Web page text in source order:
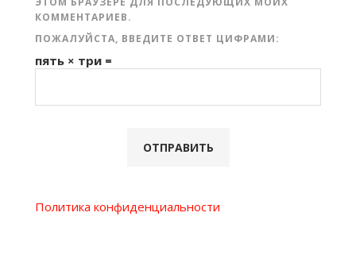
КОММЕНТАРИЕВ.
ПОЖАЛУЙСТА, ВВЕДИТЕ ОТВЕТ ЦИФРАМИ:
пять × три =
Политика конфиденциальности